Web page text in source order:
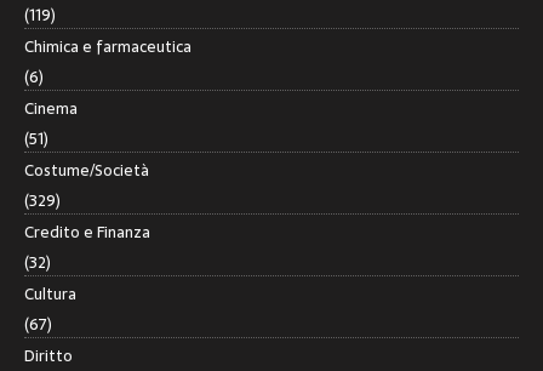
(119)
Chimica e farmaceutica
(6)
Cinema
(51)
Costume/Società
(329)
Credito e Finanza
(32)
Cultura
(67)
Diritto